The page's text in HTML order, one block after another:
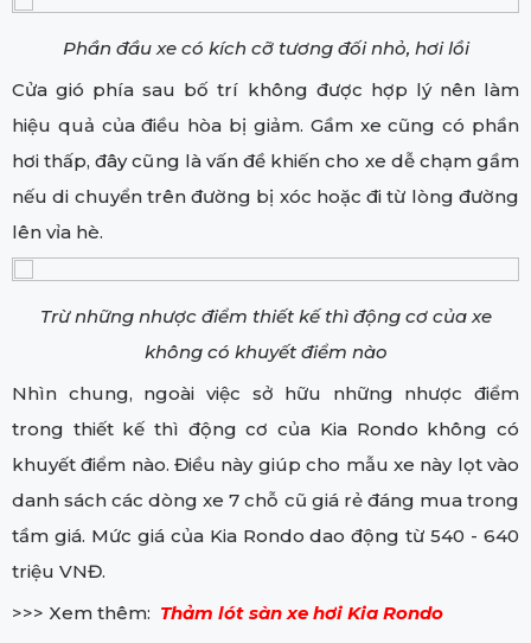
Phần đầu xe có kích cỡ tương đối nhỏ, hơi lồi
Cửa gió phía sau bố trí không được hợp lý nên làm
hiệu quả của điều hòa bị giảm. Gầm xe cũng có phần
hơi thấp, đây cũng là vấn đề khiến cho xe dễ chạm gầm
nếu di chuyển trên đường bị xóc hoặc đi từ lòng đường
lên vỉa hè.
Trừ những nhược điểm thiết kế thì động cơ của xe
không có khuyết điểm nào
Nhìn chung, ngoài việc sở hữu những nhược điểm
trong thiết kế thì động cơ của Kia Rondo không có
khuyết điểm nào. Điều này giúp cho mẫu xe này lọt vào
danh sách các dòng xe 7 chỗ cũ giá rẻ đáng mua trong
tầm giá. Mức giá của Kia Rondo dao động từ 540 - 640
triệu VNĐ.
>>> Xem thêm: Thảm lót sàn xe hơi Kia Rondo